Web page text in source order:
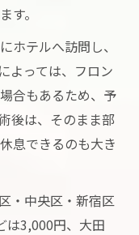
す。
ホテルへ訪問し、
よっては、フロン
合もあるため、予
後は、そのまま部
息できるのも大き
・中央区・新宿区
は3,000円、大田